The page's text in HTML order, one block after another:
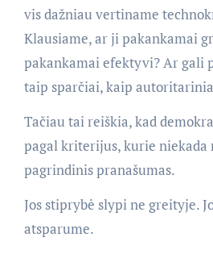
vis dažniau vertiname
Klausiame, ar ji pakankamai
pakankamai efektyvi? Ar gali
taip sparčiai, kaip
Tačiau tai reiškia, kad
pagal kriterijus, kurie niekada
pagrindinis pranašumas.
Jos stiprybė slypi ne greityje.
atsparume.